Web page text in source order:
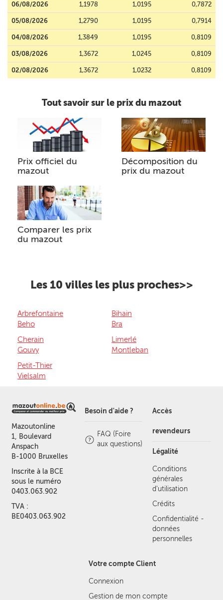
06/08/2026 1,1978 1,0195 0,7872
05/08/2026 1,2790 1,0195 0,7914
04/08/2026 1,3849 1,0195 0,8109
03/08/2026 1,3672 1,0245 0,8109
02/08/2026 1,3672 1,0232 0,8109
Tout savoir sur le prix du mazout
Prix officiel du
mazout
Décomposition du
prix du mazout
Comparer les prix
du mazout
Les 10 villes les plus proches>>
Arbrefontaine
Beho
Bihain
Bra
Cherain
Gouvy
Limerlé
Montleban
Petit-Thier
Vielsalm
Mazoutonline
1, Boulevard
Anspach
B-1000 Bruxelles
Inscrite à la BCE
sous le numéro
0403.063.902
TVA :
BE0403.063.902
Besoin d'aide ?
FAQ (Foire
aux questions)
Accès
revendeurs
Légalité
Conditions
générales
d'utilisation
Crédits
Confidentialité -
données
personnelles
Votre compte Client
Connexion
Gestion de mon compte